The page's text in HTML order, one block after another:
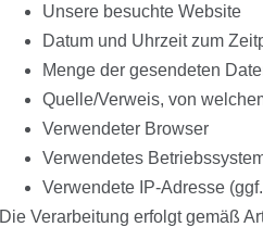
Unsere besuchte Website
Datum und Uhrzeit zum
Menge der gesendeten
Quelle/Verweis, von
Verwendeter Browser
Verwendetes
Verwendete IP-Adresse
Die Verarbeitung erfolgt gemäß